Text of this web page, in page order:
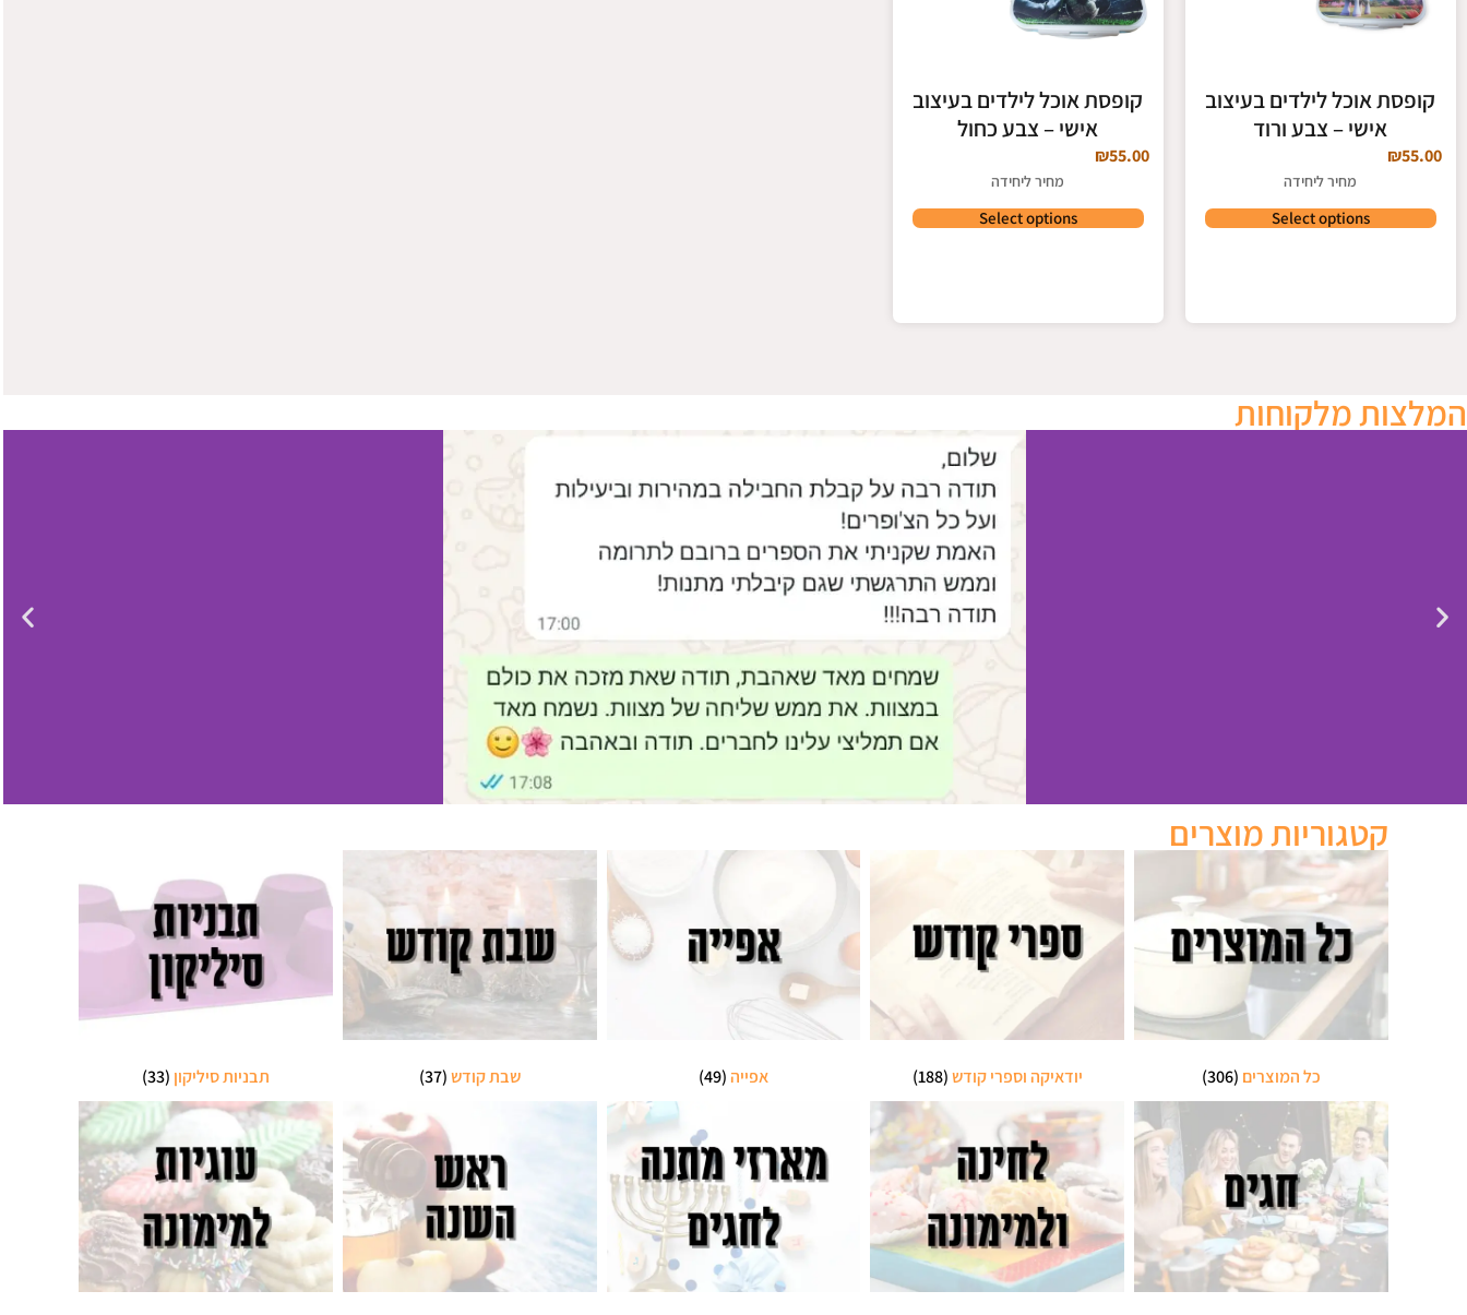
קופסת אוכל לילדים בעיצוב
אישי – צבע ורוד
₪55.00
מחיר ליחידה
Select options
קופסת אוכל לילדים בעיצוב
אישי – צבע כחול
₪55.00
מחיר ליחידה
Select options
המלצות מלקוחות
קטגוריות מוצרים
כל המוצרים (306) יודאיקה וספרי קודש(188) אפייה(49) שבת קודש(37) תבניות סיליקון (33)